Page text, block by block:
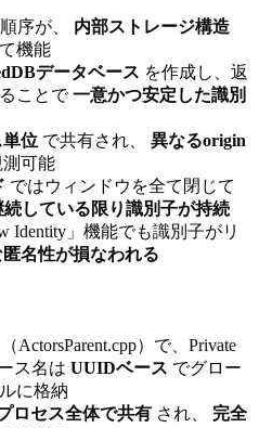
序が、 内部ストレージ構造
機能
データベース を作成し、返
ことで一意かつ安定した識別
単位 で共有され、 異なるorigin
測可能
ではウィンドウを全て閉じて
している限り識別子が持続
Identity」機能でも識別子がリ
名性が損なわれる
（ActorsParent.cpp）で、Private
ス名は UUIDベース でグロー
に格納
ロセス全体で共有 され、 完全